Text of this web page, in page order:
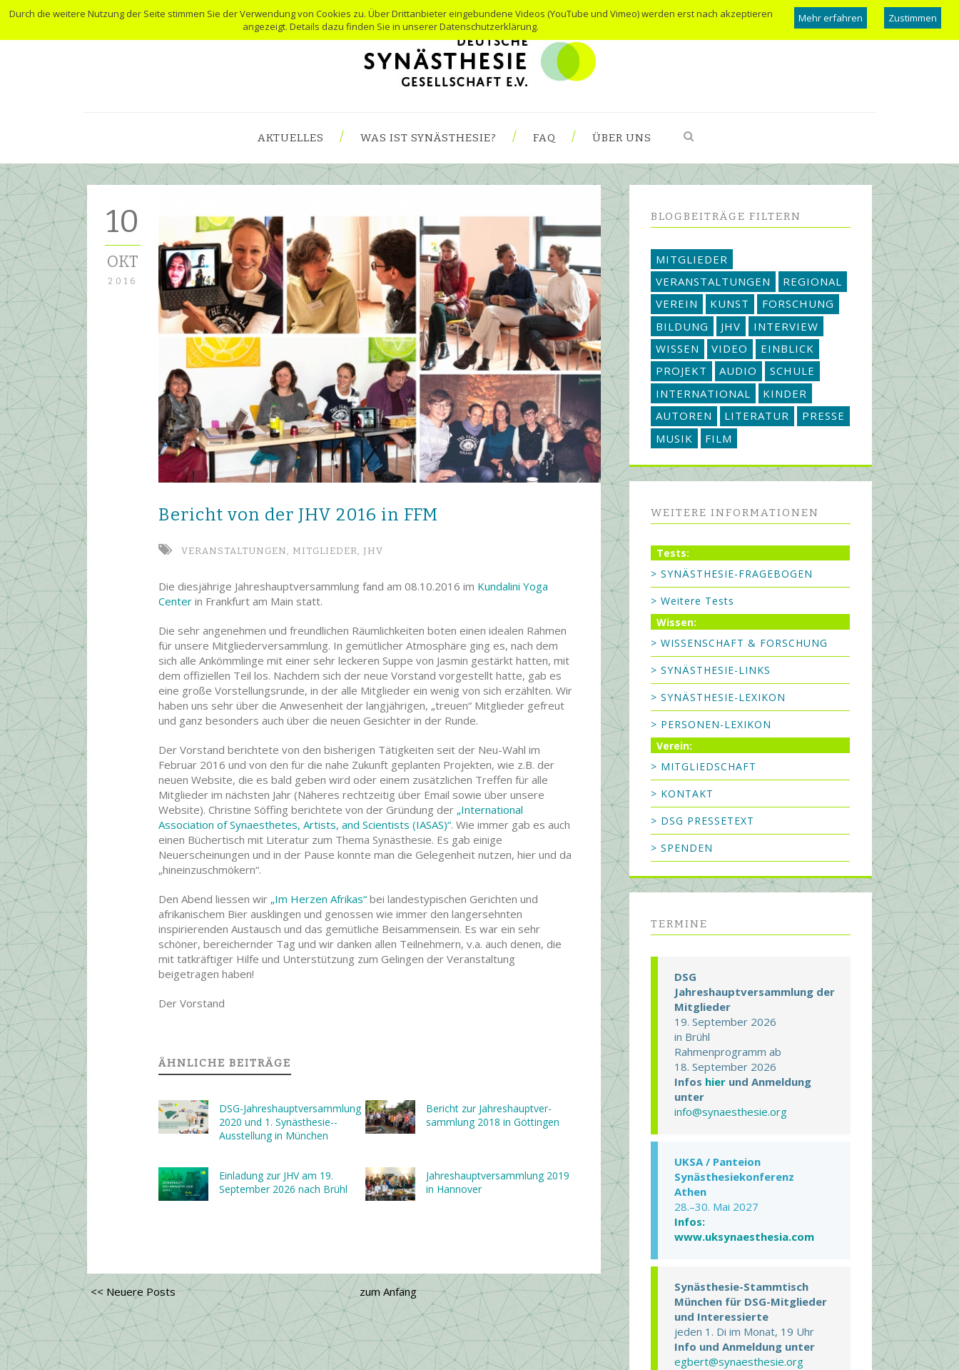
AKTUELLES WAS IST SYNÄSTHESIE? FAQ ÜBER UNS
10
OKT
2016
Bericht von der JHV 2016 in FFM
VERANSTALTUNGEN, MITGLIEDER, JHV
Die diesjährige Jahreshauptversammlung fand am 08.10.2016 im Kundalini Yoga
Center in Frankfurt am Main statt.
Die sehr angenehmen und freundlichen Räumlichkeiten boten einen idealen Rahmen
für unsere Mitgliederversammlung. In gemütlicher Atmosphäre ging es, nach dem
sich alle Ankömmlinge mit einer sehr leckeren Suppe von Jasmin gestärkt hatten, mit
dem offiziellen Teil los. Nachdem sich der neue Vorstand vorgestellt hatte, gab es
eine große Vorstellungsrunde, in der alle Mitglieder ein wenig von sich erzählten. Wir
haben uns sehr über die Anwesenheit der langjährigen, „treuen“ Mitglieder gefreut
und ganz besonders auch über die neuen Gesichter in der Runde.
Der Vorstand berichtete von den bisherigen Tätigkeiten seit der Neu-Wahl im
Februar 2016 und von den für die nahe Zukunft geplanten Projekten, wie z.B. der
neuen Website, die es bald geben wird oder einem zusätzlichen Treffen für alle
Mitglieder im nächsten Jahr (Näheres rechtzeitig über Email sowie über unsere
Website). Christine Söffing berichtete von der Gründung der „International
Association of Synaesthetes, Artists, and Scientists (IASAS)“. Wie immer gab es auch
einen Büchertisch mit Literatur zum Thema Synästhesie. Es gab einige
Neuerscheinungen und in der Pause konnte man die Gelegenheit nutzen, hier und da
„hineinzuschmökern“.
Den Abend liessen wir „Im Herzen Afrikas“ bei landestypischen Gerichten und
afrikanischem Bier ausklingen und genossen wie immer den langersehnten
inspirierenden Austausch und das gemütliche Beisammensein. Es war ein sehr
schöner, bereichernder Tag und wir danken allen Teilnehmern, v.a. auch denen, die
mit tatkräftiger Hilfe und Unterstützung zum Gelingen der Veranstaltung
beigetragen haben!
Der Vorstand
ÄHNLICHE BEITRÄGE
DSG-Jahreshaupt­ver­sammlung
2020 und 1. Synästhesie-­
Ausstellung in München
Bericht zur Jahres­haupt­ver­
samm­lung 2018 in Göttingen
Einladung zur JHV am 19.
September 2026 nach Brühl
Jahres­haupt­ver­samm­lung 2019
in Hannover
<< Neuere Posts zum Anfang
BLOGBEITRÄGE FILTERN
MITGLIEDER
VERANSTALTUNGEN
REGIONAL
VEREIN
KUNST
FORSCHUNG
BILDUNG
JHV
INTERVIEW
WISSEN
VIDEO
EINBLICK
PROJEKT
AUDIO
SCHULE
INTERNATIONAL
KINDER
AUTOREN
LITERATUR
PRESSE
MUSIK
FILM
WEITERE INFORMATIONEN
Tests:
> SYNÄSTHESIE-FRAGEBOGEN
> Weitere Tests
Wissen:
> WISSENSCHAFT & FORSCHUNG
> SYNÄSTHESIE-LINKS
> SYNÄSTHESIE-LEXIKON
> PERSONEN-LEXIKON
Verein:
> MITGLIEDSCHAFT
> KONTAKT
> DSG PRESSETEXT
> SPENDEN
TERMINE
DSG
Jahreshauptversammlung der
Mitglieder
19. September 2026
in Brühl
Rahmenprogramm ab
18. September 2026
Infos hier und Anmeldung
unter
info@synaesthesie.org
UKSA / Panteion
Synästhesiekonferenz
Athen
28.–30. Mai 2027
Infos:
www.uksynaesthesia.com
Synästhesie-Stammtisch
München für DSG-Mitglieder
und Interessierte
jeden 1. Di im Monat, 19 Uhr
Info und Anmeldung unter
egbert@synaesthesie.org
Durch die weitere Nutzung der Seite stimmen Sie der Verwendung von Cookies zu. Über Drittanbieter eingebundene Videos (YouTube und Vimeo) werden erst nach akzeptieren
angezeigt. Details dazu finden Sie in unserer Datenschutzerklärung.
Mehr erfahren Zustimmen